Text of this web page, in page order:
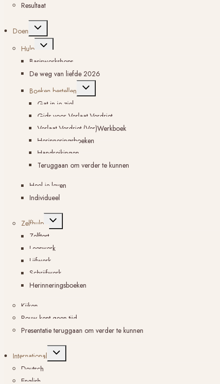
Resultaat
Doen
Toggle
Hulp
Toggle
submenu
Basisworkshops
De weg van liefde 2026
Boeken bestellen
Toggle
Gat in je ziel
Gids voor Verlaat Verdriet
Verlaat Verdriet (Ver)Werkboek
Herinneringsboeken
Handreikingen
Teruggaan om verder te kunnen
Heel je leven
Individueel
Zelfhulp
Toggle
submenu
Zelftest
Leeswerk
Lijfwerk
Schrijfwerk
Herinneringsboeken
Kijken
Rouw kent geen tijd
Presentatie teruggaan om verder te kunnen
International
Toggle
Deutsch
English